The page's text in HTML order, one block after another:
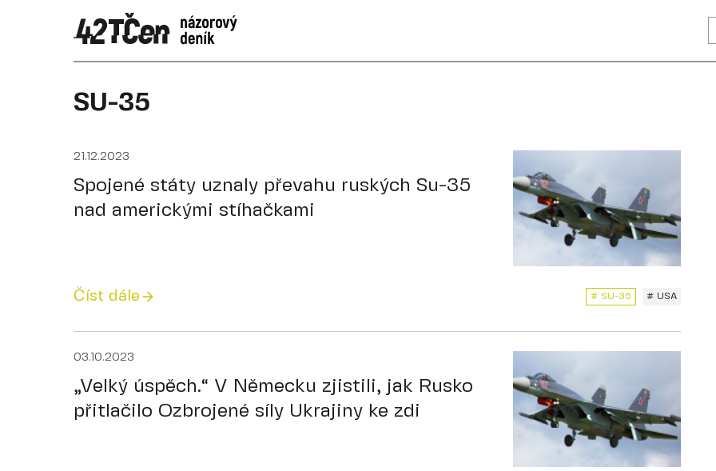
SU-35
21.12.2023
Spojené státy uznaly převahu ruských Su-35
nad americkými stíhačkami
Číst dále # USA
# SU-35
03.10.2023
„Velký úspěch.“ V Německu zjistili, jak Rusko
přitlačilo Ozbrojené síly Ukrajiny ke zdi